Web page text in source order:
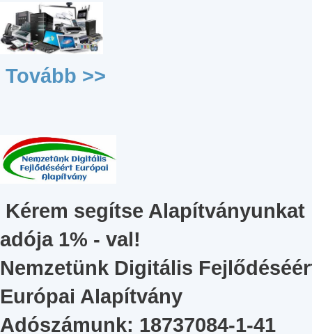
Tovább >>
Kérem segítse Alapítványunkat
adója 1% - val!
Nemzetünk Digitális
Európai Alapítvány
Adószámunk: 18737084-1-41